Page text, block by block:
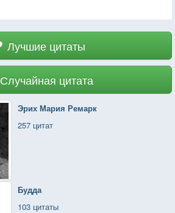
Лучшие цитаты
Случайная цитата
Эрих Мария Ремарк
257 цитат
Будда
103 цитаты